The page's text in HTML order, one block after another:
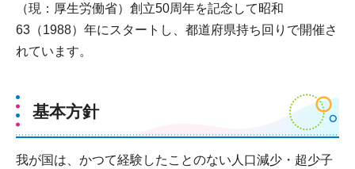
（現：厚生労働省）創立50周年を記念して昭和
63（1988）年にスタートし、都道府県持ち回りで開催さ
れています。
基本方針
我が国は、かつて経験したことのない人口減少・超少子